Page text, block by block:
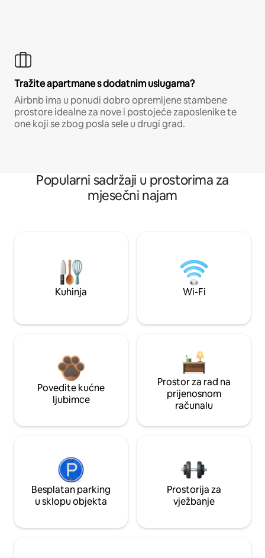
Tražite apartmane s dodatnim uslugama?
Airbnb ima u ponudi dobro opremljene stambene
prostore idealne za nove i postojeće zaposlenike te
one koji se zbog posla sele u drugi grad.
Popularni sadržaji u prostorima za
mjesečni najam
Kuhinja Wi-Fi
Povedite kućne
ljubimce
Prostor za rad na
prijenosnom
računalu
Besplatan parking
u sklopu objekta
Prostorija za
vježbanje